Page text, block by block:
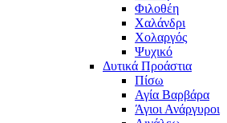
Φιλοθέη
Χαλάνδρι
Χολαργός
Ψυχικό
Δυτικά Προάστια
Πίσω
Αγία Βαρβάρα
Άγιοι Ανάργυροι